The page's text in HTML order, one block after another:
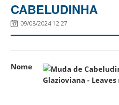
CABELUDINHA
09/08/2024 12:27
Nome